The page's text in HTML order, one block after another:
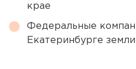
крае
Федеральные
Екатеринбурге